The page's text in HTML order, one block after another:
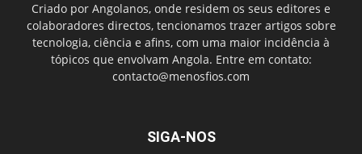
Criado por Angolanos, onde residem os seus editores e
colaboradores directos, tencionamos trazer artigos sobre
tecnologia, ciência e afins, com uma maior incidência à
tópicos que envolvam Angola. Entre em contato:
contacto@menosfios.com
SIGA-NOS